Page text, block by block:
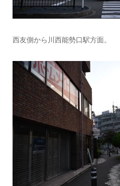
西友側から川西能勢口駅方面。